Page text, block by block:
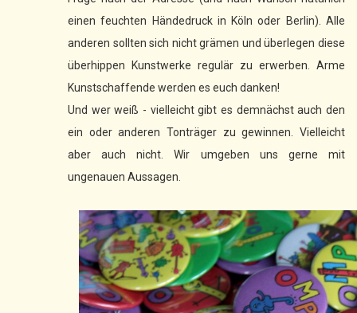
einen feuchten Händedruck in Köln oder Berlin). Alle
anderen sollten sich nicht grämen und überlegen diese
überhippen Kunstwerke regulär zu erwerben. Arme
Kunstschaffende werden es euch danken!
Und wer weiß - vielleicht gibt es demnächst auch den
ein oder anderen Tonträger zu gewinnen. Vielleicht
aber auch nicht. Wir umgeben uns gerne mit
ungenauen Aussagen.